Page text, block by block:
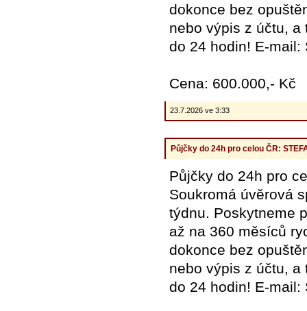
dokonce bez
nebo výpis z účtu,
do 24 hodin! E-mail:
Cena: 600.000,- Kč
23.7.2026 ve 3:33
Půjčky do 24h pro celou ČR:
Půjčky do 24h pro
Soukromá úvěrová
týdnu. Poskytneme
až na 360 měsíců
dokonce bez
nebo výpis z účtu,
do 24 hodin! E-mail: